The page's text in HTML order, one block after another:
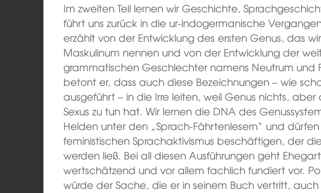
Im zweiten Teil lernen wir Geschichte,
führt uns zurück in die ur-indogermanische
erzählt von der Entwicklung des ersten Genus, das
Maskulinum nennen und von der Entwicklung der
grammatischen Geschlechter namens Neutrum und
betont er, dass auch diese Bezeichnungen – wie
ausgeführt – in die Irre leiten, weil Genus nichts,
Sexus zu tun hat. Wir lernen die DNA des
Helden unter den „Sprach-Fährtenlesern“ und
feministischen Sprachaktivismus beschäftigen, der
werden ließ. Bei all diesen Ausführungen geht
wertschätzend und vor allem fachlich fundiert vor.
würde der Sache, die er in seinem Buch vertritt,